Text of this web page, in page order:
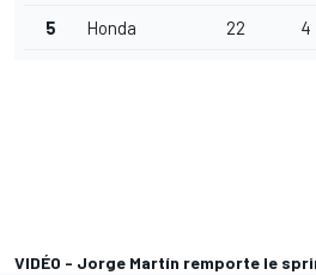
5 Honda 22 4
VIDÉO - Jorge Martín remporte le